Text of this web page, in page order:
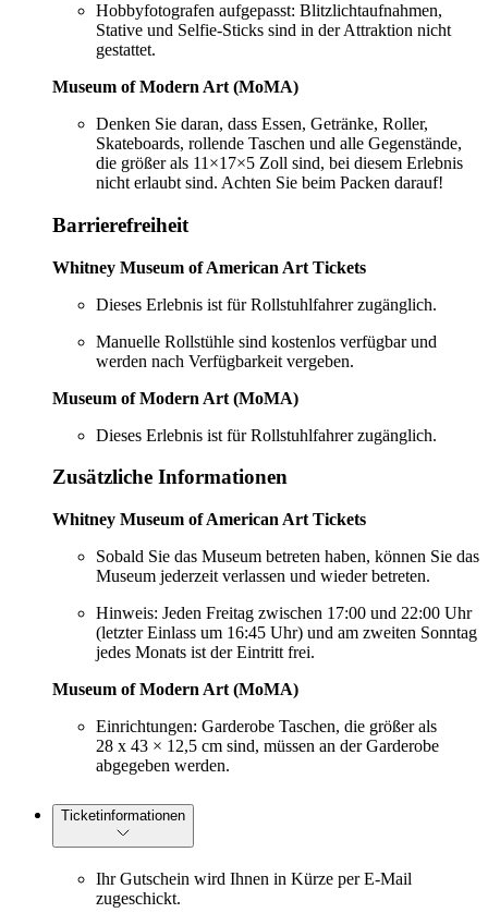
Hobbyfotografen aufgepasst: Blitzlichtaufnahmen,
Stative und Selfie-Sticks sind in der Attraktion nicht
gestattet.
Museum of Modern Art (MoMA)
Denken Sie daran, dass Essen, Getränke, Roller,
Skateboards, rollende Taschen und alle Gegenstände,
die größer als 11×17×5 Zoll sind, bei diesem Erlebnis
nicht erlaubt sind. Achten Sie beim Packen darauf!
Barrierefreiheit
Whitney Museum of American Art Tickets
Dieses Erlebnis ist für Rollstuhlfahrer zugänglich.
Manuelle Rollstühle sind kostenlos verfügbar und
werden nach Verfügbarkeit vergeben.
Museum of Modern Art (MoMA)
Dieses Erlebnis ist für Rollstuhlfahrer zugänglich.
Zusätzliche Informationen
Whitney Museum of American Art Tickets
Sobald Sie das Museum betreten haben, können Sie das
Museum jederzeit verlassen und wieder betreten.
Hinweis: Jeden Freitag zwischen 17:00 und 22:00 Uhr
(letzter Einlass um 16:45 Uhr) und am zweiten Sonntag
jedes Monats ist der Eintritt frei.
Museum of Modern Art (MoMA)
Einrichtungen: Garderobe Taschen, die größer als
28 x 43 × 12,5 cm sind, müssen an der Garderobe
abgegeben werden.
Ticketinformationen
Ihr Gutschein wird Ihnen in Kürze per E-Mail
zugeschickt.